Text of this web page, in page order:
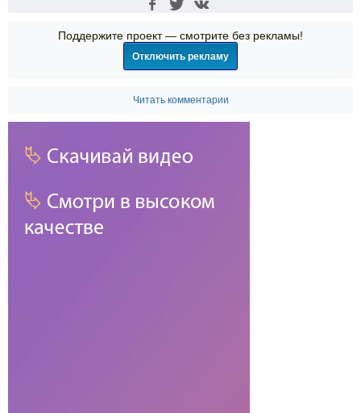
Поддержите проект — смотрите без рекламы!
Отключить рекламу
Читать комментарии